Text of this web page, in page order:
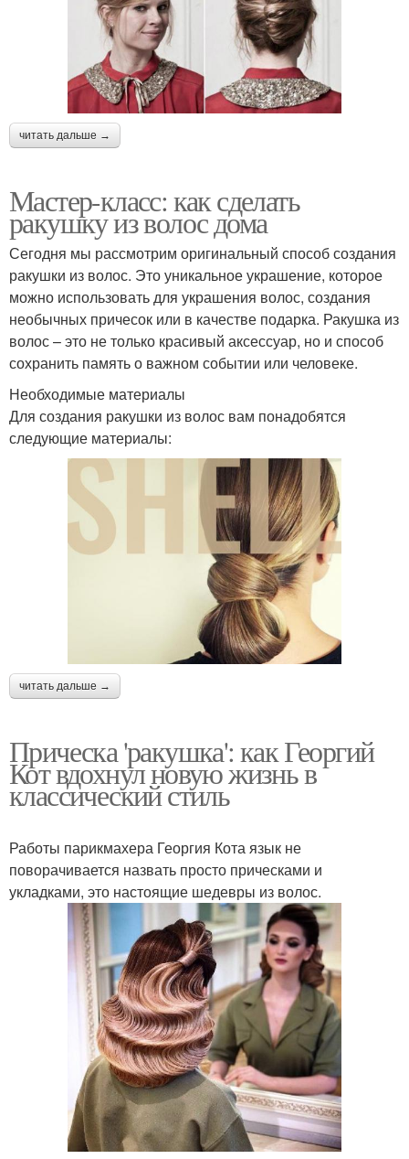
читать дальше →
Мастер-класс: как сделать
ракушку из волос дома
Сегодня мы рассмотрим оригинальный способ создания
ракушки из волос. Это уникальное украшение, которое
можно использовать для украшения волос, создания
необычных причесок или в качестве подарка. Ракушка из
волос – это не только красивый аксессуар, но и способ
сохранить память о важном событии или человеке.
Необходимые материалы
Для создания ракушки из волос вам понадобятся
следующие материалы:
читать дальше →
Прическа 'ракушка': как Георгий
Кот вдохнул новую жизнь в
классический стиль
Работы парикмахера Георгия Кота язык не
поворачивается назвать просто прическами и
укладками, это настоящие шедевры из волос.